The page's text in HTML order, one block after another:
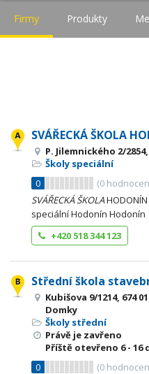
Firmy Produkty
SVÁŘECKÁ ŠKOLA
P. Jilemnického 2/
Školy speciální
0
(0
SVÁŘECKÁŠKOLAHODONÍN
speciální Hodonín Hodonín
+420 518 344 123
Střední škola
Kubišova 9/1214, 674
Domky
Školy střední
Právě je zavřeno
Příště otevřeno 6 - 16
0
(0